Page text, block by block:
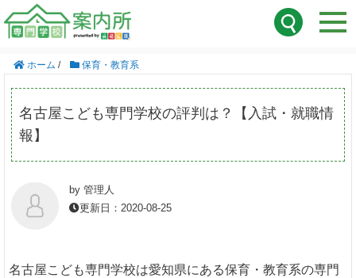
ホーム / 保育・教育系
名古屋こども専門学校の評判は？【入試・就職情
報】
by 管理人
更新日：2020-08-25
名古屋こども専門学校は愛知県にある保育・教育系の専門